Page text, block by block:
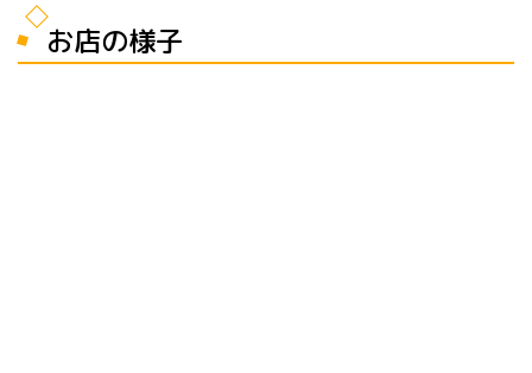
お店の様子